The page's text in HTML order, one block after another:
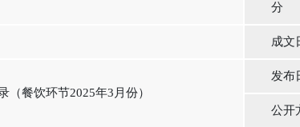
分
成文
（餐饮环节2025年3月份）
发布
公开